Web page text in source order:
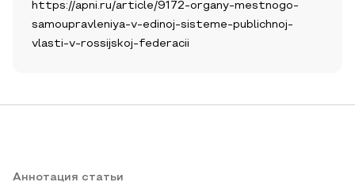
https://apni.ru/article/9172-organy-mestnogo-
samoupravleniya-v-edinoj-sisteme-publichnoj-
vlasti-v-rossijskoj-federacii
Аннотация статьи